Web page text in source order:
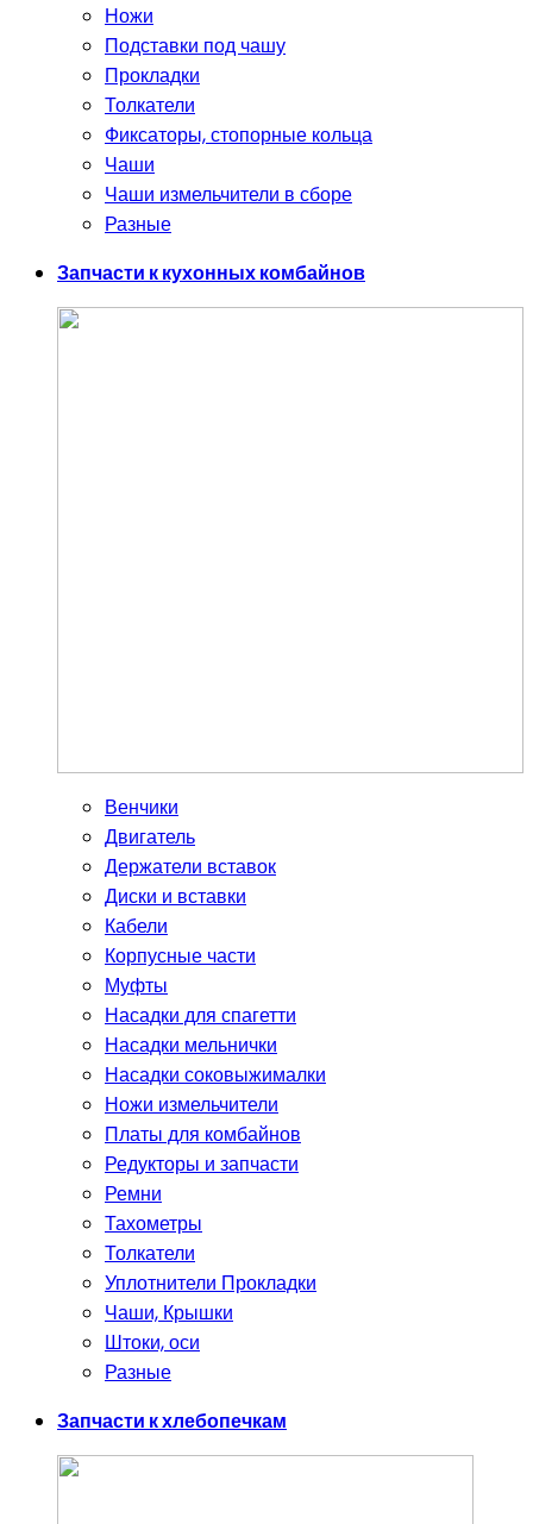
Ножи
Подставки под чашу
Прокладки
Толкатели
Фиксаторы, стопорные кольца
Чаши
Чаши измельчители в сборе
Разные
Запчасти к кухонных комбайнов
Венчики
Двигатель
Держатели вставок
Диски и вставки
Кабели
Корпусные части
Муфты
Насадки для спагетти
Насадки мельнички
Насадки соковыжималки
Ножи измельчители
Платы для комбайнов
Редукторы и запчасти
Ремни
Тахометры
Толкатели
Уплотнители Прокладки
Чаши, Крышки
Штоки, оси
Разные
Запчасти к хлебопечкам